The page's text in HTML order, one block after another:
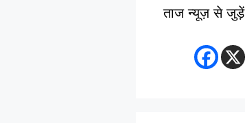
ताज न्यूज़ से जुड़ें